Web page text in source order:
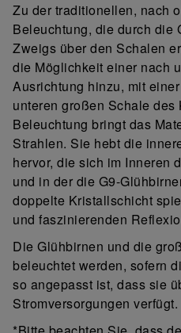
Zu der traditionellen, nach
Beleuchtung, die durch die
Zweigs über den Schalen
die Möglichkeit einer nach
Ausrichtung hinzu, mit
unteren großen Schale des
Beleuchtung bringt das
Strahlen. Sie hebt die
hervor, die sich im Inneren
und in der die G9-
doppelte Kristallschicht
und faszinierenden
Die Glühbirnen und die
beleuchtet werden, sofern
so angepasst ist, dass sie
Stromversorgungen verfügt.